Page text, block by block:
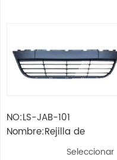
NO:LS-JAB-101
Nombre:Rejilla de
parachoques j6 h / b 5d
Seleccionar